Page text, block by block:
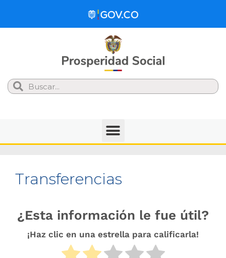
Search
Transferencias
¿Esta información le fue útil?
¡Haz clic en una estrella para calificarla!